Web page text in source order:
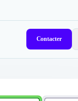
Contacter